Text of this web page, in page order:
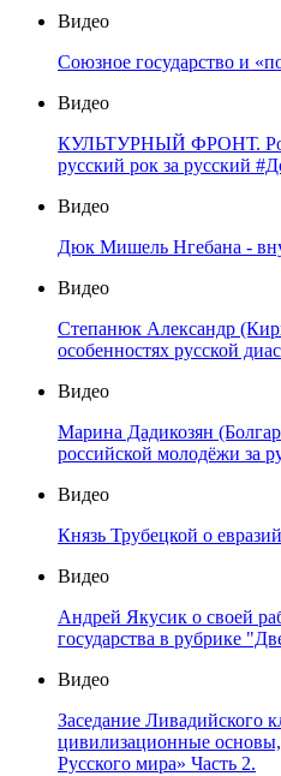
Видео
Союзное государство и
Видео
КУЛЬТУРНЫЙ ФРОНТ.
русский рок за русский
Видео
Дюк Мишель Нгебана -
Видео
Степанюк Александр
особенностях русской
Видео
Марина Дадикозян
российской молодёжи за
Видео
Князь Трубецкой о
Видео
Андрей Якусик о своей
государства в рубрике
Видео
Заседание Ливадийского
цивилизационные
Русского мира» Часть 2.